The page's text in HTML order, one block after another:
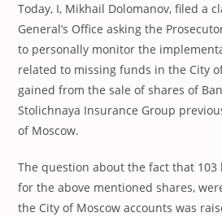
Today, I, Mikhail Dolomanov, filed a
General’s Office asking the
to personally monitor the
related to missing funds in the City
gained from the sale of shares of
Stolichnaya Insurance Group
of Moscow.
The question about the fact that
for the above mentioned shares,
the City of Moscow accounts was